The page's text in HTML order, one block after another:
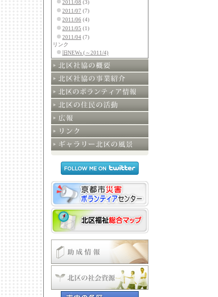
2011/08 (3)
2011/07 (7)
2011/06 (4)
2011/05 (1)
2011/04 (7)
リンク
旧NEWs (～2011/4)